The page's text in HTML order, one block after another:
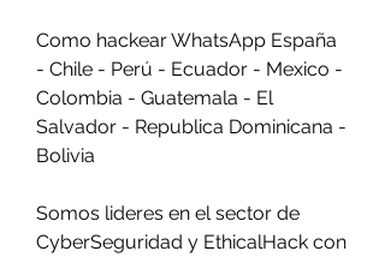
Como hackear WhatsApp España
- Chile - Perú - Ecuador - Mexico -
Colombia - Guatemala - El
Salvador - Republica Dominicana -
Bolivia
Somos lideres en el sector de
CyberSeguridad y EthicalHack con